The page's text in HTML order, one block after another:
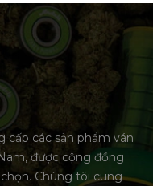
cấp các sản phẩm ván
được cộng đồng
Chúng tôi cung